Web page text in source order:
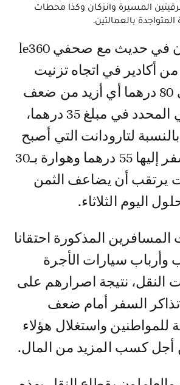
المسيرة وانزكان وكذا محطات
المتواجدة بالعمالتين.
أكادير في اتجاه تزنيت
وصل اليوم إلى 80 درهما أي أزيد من ضعف
السعر الحقيقي المحدد في مبلغ 35 درهما،
لتارودانت التي أصبح
ثمن تذكرة السفر إليها 55 درهما وهوارة بـ30
يرتقب أن يضاعف الثمن
اليوم الثلاثاء.
المذكورة احتقانا
وأرباب سيارات الأجرة
النقل، نتيجة اصرارهم على
السفر أمام ضعف
للمواطنين واستغلال هؤلاء
أجل كسب المزيد من المال.